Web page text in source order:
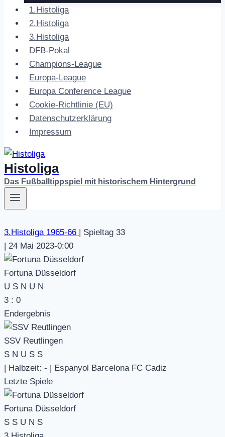
1.Histoliga
2.Histoliga
3.Histoliga
DFB-Pokal
Champions-League
Europa-League
Europa Conference League
Cookie-Richtlinie (EU)
Datenschutzerklärung
Impressum
Histoliga
Das Fußballtippspiel mit historischem Hintergrund
3.Histoliga 1965-66
Spieltag 33
24 Mai 2023-0:00
Fortuna Düsseldorf
U S N U N
3 : 0
Endergebnis
SSV Reutlingen
S N U S S
Halbzeit: -
Espanyol Barcelona FC Cadiz
Letzte Spiele
Fortuna Düsseldorf
S S U N S